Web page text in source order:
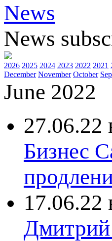
News
News
2026 2025 2024 2023 2022 2021
December November October
June 2022
27.06.22
Бизнес
17.06.22
Дмитрий